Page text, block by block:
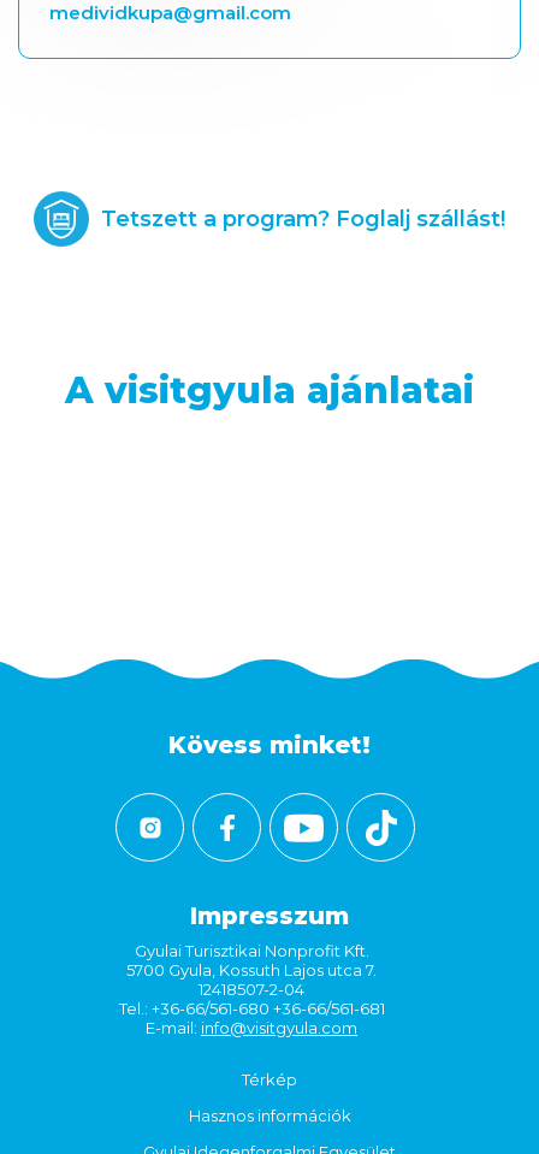
medividkupa@gmail.com
Tetszett a program? Foglalj szállást!
A visitgyula ajánlatai
Kövess minket!
Impresszum
Gyulai Turisztikai Nonprofit Kft.
5700 Gyula, Kossuth Lajos utca 7.
12418507-2-04
Tel.: +36-66/561-680 +36-66/561-681
E-mail: info@visitgyula.com
Térkép
Hasznos információk